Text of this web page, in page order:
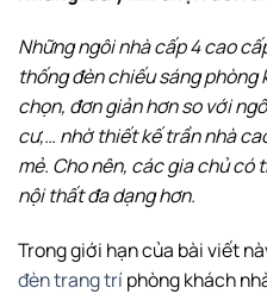
Những ngôi nhà cấp 4 cao
thống đèn chiếu sáng phòng
chọn, đơn giản hơn so với
cư,… nhờ thiết kế trần nhà
mẻ. Cho nên, các gia chủ
nội thất đa dạng hơn.
Trong giới hạn của bài viết
đèn trang trí phòng khách